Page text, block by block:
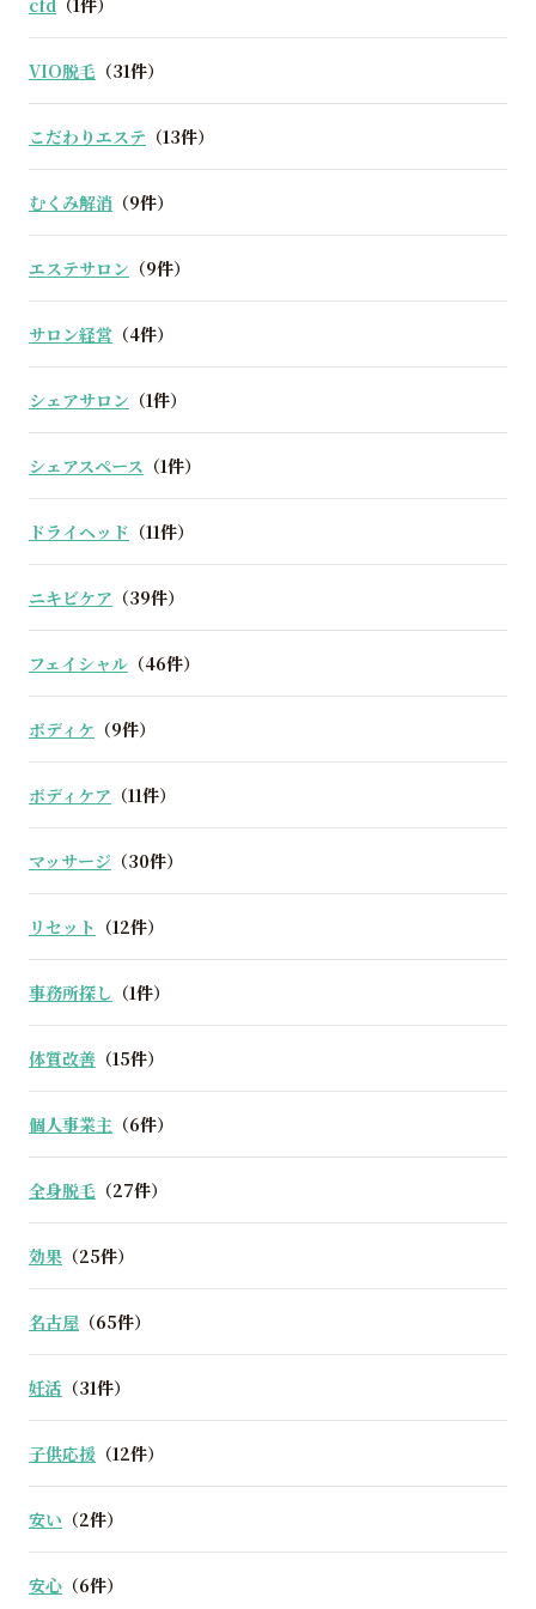
VIO脱毛 （31件）
こだわりエステ （13件）
むくみ解消 （9件）
エステサロン （9件）
サロン経営 （4件）
シェアサロン （1件）
シェアスペース （1件）
ドライヘッド （11件）
ニキビケア （39件）
フェイシャル （46件）
ボディケ （9件）
ボディケア （11件）
マッサージ （30件）
リセット （12件）
事務所探し （1件）
体質改善 （15件）
個人事業主 （6件）
全身脱毛 （27件）
効果 （25件）
名古屋 （65件）
妊活 （31件）
子供応援 （12件）
安い （2件）
安心 （6件）